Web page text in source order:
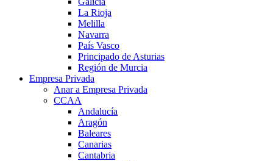
La Rioja
Melilla
Navarra
País Vasco
Principado de Asturias
Región de Murcia
Empresa Privada
Anar a Empresa Privada
CCAA
Andalucía
Aragón
Baleares
Canarias
Cantabria